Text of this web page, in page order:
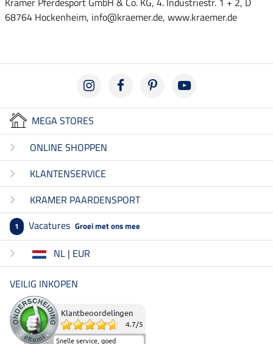
68764 Hockenheim, info@kraemer.de, www.kraemer.de
MEGA STORES
ONLINE SHOPPEN
KLANTENSERVICE
KRAMER PAARDENSPORT
1 Vacatures Groei met ons mee
NL | EUR
VEILIG INKOPEN
Klantbeoordelingen
4.7/5
Snelle service, goed